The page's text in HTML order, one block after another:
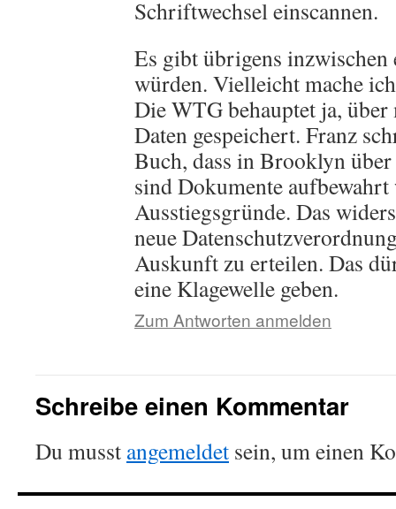
Schriftwechsel einscannen.
Es gibt übrigens inzwischen
würden. Vielleicht mache
Die WTG behauptet ja,
Daten gespeichert. Franz
Buch, dass in Brooklyn über
sind Dokumente
Ausstiegsgründe. Das
neue
Auskunft zu erteilen. Das
eine Klagewelle geben.
Zum Antworten anmelden
Schreibe einen Kommentar
Du musst angemeldet sein, um einen